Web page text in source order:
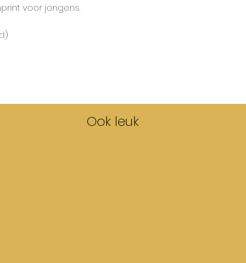
voor jongens.
Ook leuk